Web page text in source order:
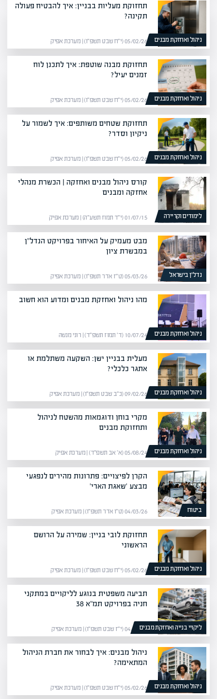
ניהול ואחזקת מבנים
תחזוקת מעליות בבניין: איך להבטיח פעולה
תקינה?
05/02/26 (י״ח שבט תשפ״ו) | מערכת אפיק
ניהול ואחזקת מבנים
תחזוקת מבנה שוטפת: איך לתכנן לוח
זמנים יעיל?
05/02/26 (י״ח שבט תשפ״ו) | מערכת אפיק
ניהול ואחזקת מבנים
תחזוקת שטחים משותפים: איך לשמור על
ניקיון וסדר?
05/02/26 (י״ח שבט תשפ״ו) | מערכת אפיק
לימודים וקריירה
קורס ניהול מבנים ואחזקה | הכשרת מנהלי
אחזקה ומבנים
01/07/15 (י״ד תמוז תשע״ה) | מערכת אפיק
נדל”ן בישראל
מבט מעמיק על האיחור בפרויקט הנדל"ן
במבשרת ציון
05/03/26 (ט״ז אדר תשפ״ו) | מערכת אפיק
ניהול ואחזקת מבנים
מהו ניהול ואחזקת מבנים ומדוע הוא חשוב
10/07/24 (ד׳ תמוז תשפ״ד) | רוני מנשה
ניהול ואחזקת מבנים
מעלית בבניין ישן: השקעה משתלמת או
אתגר כלכלי?
09/02/26 (כ״ב שבט תשפ״ו) | מערכת אפיק
ניהול ואחזקת מבנים
מקרי בוחן ודוגמאות מהשטח לניהול
ותחזוקת מבנים
05/08/24 (א׳ אב תשפ״ד) | מערכת אפיק
ביטוח
הקרן לפיצויים: פתרונות מהירים לנפגעי
מבצע 'שאגת הארי'
04/03/26 (ט״ו אדר תשפ״ו) | מערכת אפיק
ניהול ואחזקת מבנים
תחזוקת לובי בניין: שמירה על הרושם
הראשוני
05/02/26 (י״ח שבט תשפ״ו) | מערכת אפיק
ליקויי בנייה ואחזקת מבנים
תביעה משפטית בנוגע לליקויים במתקני
חניה בפרויקט תמ"א 38
04/02/26 (י״ז שבט תשפ״ו) | מערכת אפיק
ניהול ואחזקת מבנים
ניהול מבנים: איך לבחור את חברת הניהול
המתאימה?
05/02/26 (י״ח שבט תשפ״ו) | מערכת אפיק